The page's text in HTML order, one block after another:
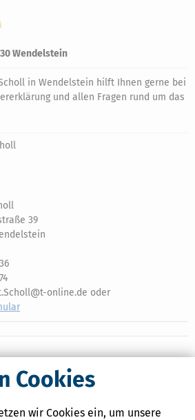
Cookies
wir Cookies ein, um unsere
Wendelstein
in Wendelstein hilft Ihnen gerne bei
und allen Fragen rund um das
39
online.de oder